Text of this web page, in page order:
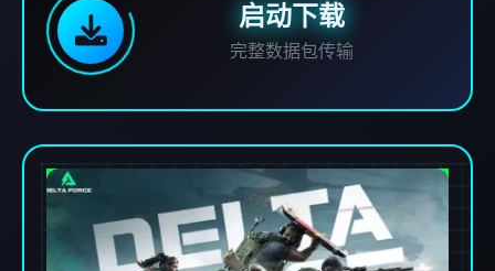
启动下载
完整数据包传输